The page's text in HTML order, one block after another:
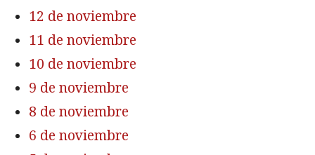
12 de noviembre
11 de noviembre
10 de noviembre
9 de noviembre
8 de noviembre
6 de noviembre